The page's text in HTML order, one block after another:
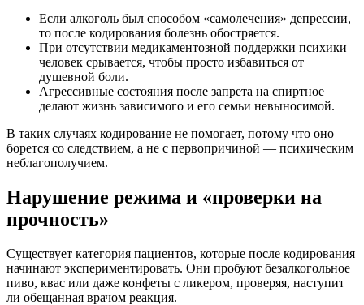
Если алкоголь был способом «самолечения» депрессии,
то после кодирования болезнь обостряется.
При отсутствии медикаментозной поддержки психики
человек срывается, чтобы просто избавиться от
душевной боли.
Агрессивные состояния после запрета на спиртное
делают жизнь зависимого и его семьи невыносимой.
В таких случаях кодирование не помогает, потому что оно
борется со следствием, а не с первопричиной — психическим
неблагополучием.
Нарушение режима и «проверки на
прочность»
Существует категория пациентов, которые после кодирования
начинают экспериментировать. Они пробуют безалкогольное
пиво, квас или даже конфеты с ликером, проверяя, наступит
ли обещанная врачом реакция.